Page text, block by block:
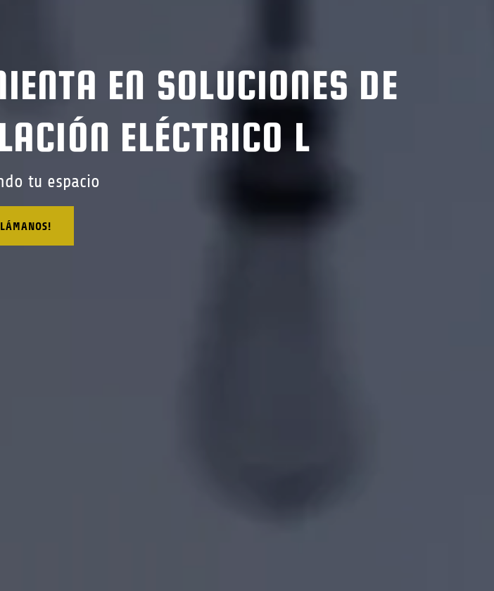
EN SOLUCIONES DE
ELÉCTRICO L
tu espacio